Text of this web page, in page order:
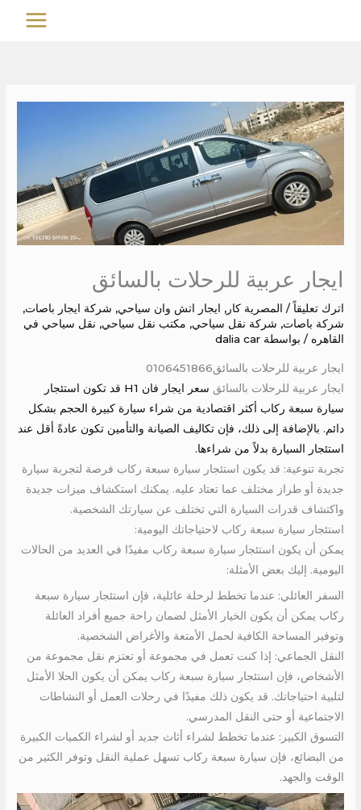
MAIN
ايجار عربية للرحلات بالسائق
اترك تعليقاً / المصرية كار, ايجار اتش وان سياحي, شركة ايجار باصات,
شركة باصات, شركة نقل سياحي, مكتب نقل سياحي, نقل سياحي في
القاهره / بواسطة dalia car
ايجار عربية للرحلات بالسائق0106451866
ايجار عربية للرحلات بالسائق
سعر ايجار فان H1 قد تكون استئجار
سيارة سبعة ركاب أكثر اقتصادية من شراء سيارة كبيرة الحجم بشكل
دائم. بالإضافة إلى ذلك، فإن تكاليف الصيانة والتأمين تكون عادةً أقل عند
استئجار السيارة بدلاً من شراءها.
تجربة تنوعية: قد يكون استئجار سيارة سبعة ركاب فرصة لتجربة سيارة
جديدة أو طراز مختلف عما تعتاد عليه. يمكنك استكشاف ميزات جديدة
واكتشاف قدرات السيارة التي تختلف عن سيارتك الشخصية.
استئجار سيارة سبعة ركاب لاحتياجاتك اليومية:
يمكن أن يكون استئجار سيارة سبعة ركاب مفيدًا في العديد من الحالات
اليومية. إليك بعض الأمثلة:
السفر العائلي: عندما تخطط لرحلة عائلية، فإن استئجار سيارة سبعة
ركاب يمكن أن يكون الخيار الأمثل لضمان راحة جميع أفراد العائلة
وتوفير المساحة الكافية لحمل الأمتعة والأغراض الشخصية.
النقل الجماعي: إذا كنت تعمل في مجموعة أو تعتزم نقل مجموعة من
الأشخاص، فإن استئجار سيارة سبعة ركاب يمكن أن يكون الحلا الأمثل
لتلبية احتياجاتك. قد يكون ذلك مفيدًا في رحلات العمل أو النشاطات
الاجتماعية أو حتى النقل المدرسي.
التسوق الكبير: عندما تخطط لشراء أثاث جديد أو لشراء الكميات الكبيرة
من البضائع، فإن سيارة سبعة ركاب تسهل عملية النقل وتوفر الكثير من
الوقت والجهد.